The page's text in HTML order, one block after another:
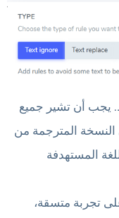
يجب أن تشير جميع
المترجمة من
المستهدفة
تجربة متسقة،